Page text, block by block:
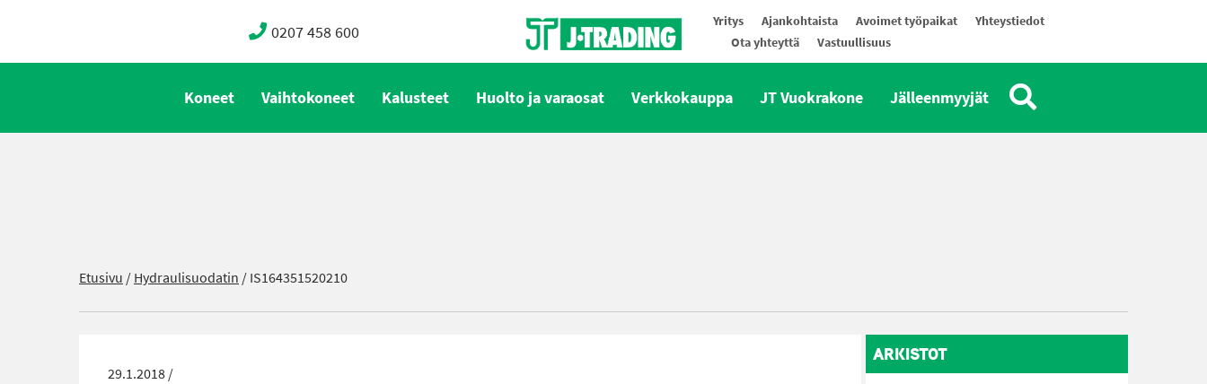
0207 458 600 Yritys Ajankohtaista Avoimet työpaikat
Yhteystiedot
Ota yhteyttä
Vastuullisuus
Koneet Vaihtokoneet Kalusteet Huolto ja varaosat Verkkokauppa JT Vuokrakone Jälleenmyyjät
Etusivu /Hydraulisuodatin /IS164351520210
29.1.2018 /
ARKISTOT